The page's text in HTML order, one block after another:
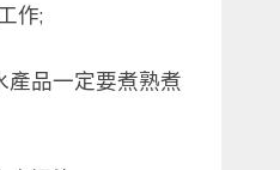
作;
產品一定要煮熟煮